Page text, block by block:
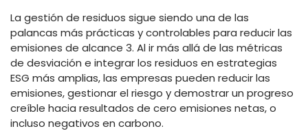
La gestión de residuos sigue siendo una de las
palancas más prácticas y controlables para reducir las
emisiones de alcance 3. Al ir más allá de las métricas
de desviación e integrar los residuos en estrategias
ESG más amplias, las empresas pueden reducir las
emisiones, gestionar el riesgo y demostrar un progreso
creíble hacia resultados de cero emisiones netas, o
incluso negativos en carbono.